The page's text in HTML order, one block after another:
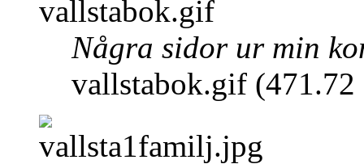
Några sidor ur min
vallstabok.gif